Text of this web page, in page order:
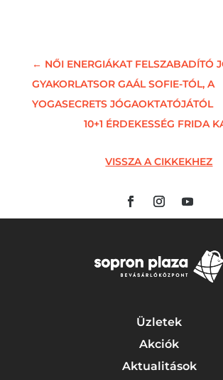
← NŐI ENERGIÁKAT FELSZABADÍTÓ
GYAKORLATSOR GAÁL SOFIE-TÓL, A
YOGASECRETS JÓGAOKTATÓJÁTÓL
10+1 ÉRDEKESSÉG FRIDA
VISSZA A CIKKEKHEZ
Üzletek
Akciók
Aktualitások